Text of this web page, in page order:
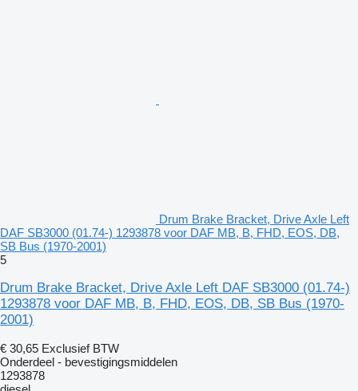
Drum Brake Bracket, Drive Axle Left
DAF SB3000 (01.74-) 1293878 voor DAF MB, B, FHD, EOS, DB,
SB Bus (1970-2001)
5
Drum Brake Bracket, Drive Axle Left DAF SB3000 (01.74-)
1293878 voor DAF MB, B, FHD, EOS, DB, SB Bus (1970-
2001)
€ 30,65 Exclusief BTW
Onderdeel - bevestigingsmiddelen
1293878